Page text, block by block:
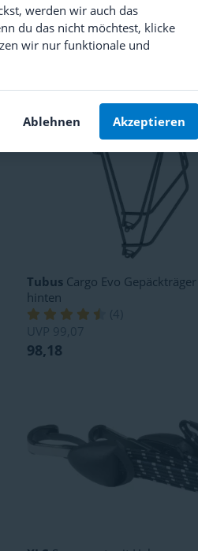
TubusDisco für
Gepäckträger hinten
(5)
Tubus Cargo Evo Gepäckträger
hinten
(4
UVP 99,07
98,18
werden wir auch das
du das nicht möchtest, klicke
wir nur funktionale und
Ablehnen Akzeptieren